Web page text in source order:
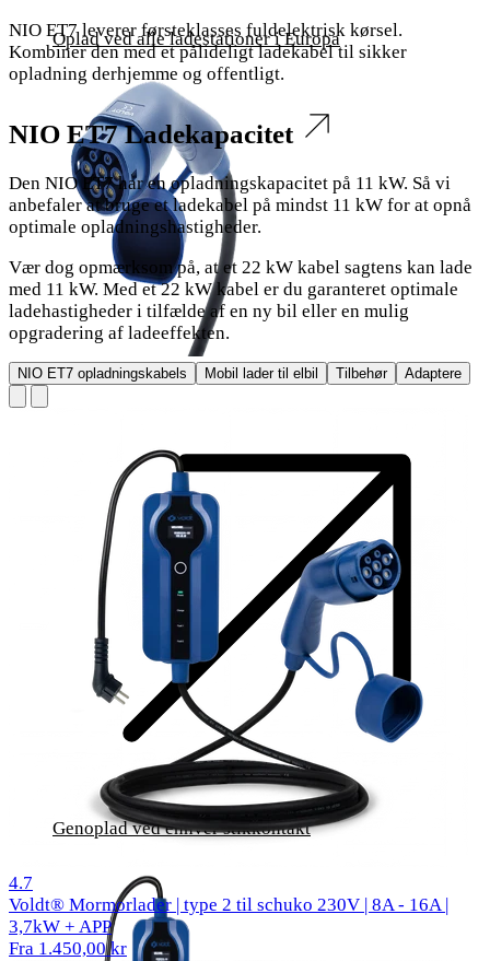
Oplad ved alle ladestationer i Europa
Mobil lader til elbil
Genoplad ved enhver stikkontakt
NIO ET7 leverer førsteklasses fuldelektrisk kørsel.
Kombiner den med et pålideligt ladekabel til sikker
opladning derhjemme og offentligt.
NIO ET7 Ladekapacitet
Den NIO ET7 har en opladningskapacitet på 11 kW. Så vi
anbefaler at bruge et ladekabel på mindst 11 kW for at opnå
optimale opladningshastigheder.
Vær dog opmærksom på, at et 22 kW kabel sagtens kan lade
med 11 kW. Med et 22 kW kabel er du garanteret optimale
ladehastigheder i tilfælde af en ny bil eller en mulig
opgradering af ladeeffekten.
NIO ET7 opladningskabels Mobil lader til elbil Tilbehør Adaptere
4.7 1000 reviews
Voldt® Mormorlader | type 2 til schuko 230V | 8A - 16A |
3,7kW + APP
Fra 1.450,00 kr